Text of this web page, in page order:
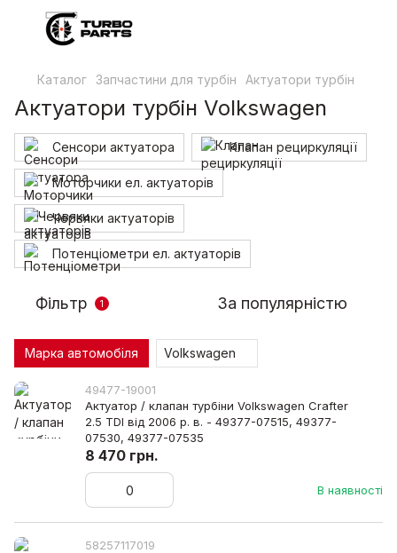
Каталог Запчастини для турбін Актуатори турбін
Актуатори турбін Volkswagen
Сенсори актуатора Клапан рециркуляції
Моторчики ел. актуаторів
Червяки актуаторів
Потенціометри ел. актуаторів
Фільтр 1 За популярністю
Марка автомобіля Volkswagen
49477-19001
Актуатор / клапан турбіни Volkswagen Crafter
2.5 TDI від 2006 р. в. - 49377-07515, 49377-
07530, 49377-07535
В наявності
8 470 грн.
58257117019